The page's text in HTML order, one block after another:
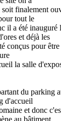
finalement
tout le
il a été inauguré
et déjà les
conçus pour
la salle
du parking
d'accueil
et donc